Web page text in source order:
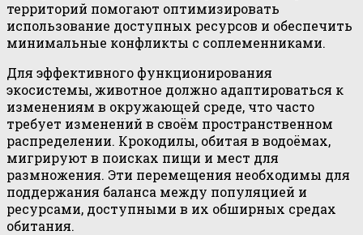
территорий помогают оптимизировать
использование доступных ресурсов и обеспечить
минимальные конфликты с соплеменниками.
Для эффективного функционирования
экосистемы, животное должно адаптироваться к
изменениям в окружающей среде, что часто
требует изменений в своём пространственном
распределении. Крокодилы, обитая в водоёмах,
мигрируют в поисках пищи и мест для
размножения. Эти перемещения необходимы для
поддержания баланса между популяцией и
ресурсами, доступными в их обширных средах
обитания.